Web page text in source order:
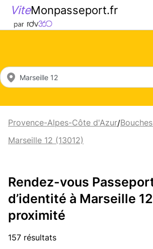
ViteMonpasseport.fr
Provence-Alpes-Côte d'Azur/
Marseille 12 (13012)
Rendez-vous
d’identité à Marseille
proximité
157 résultats